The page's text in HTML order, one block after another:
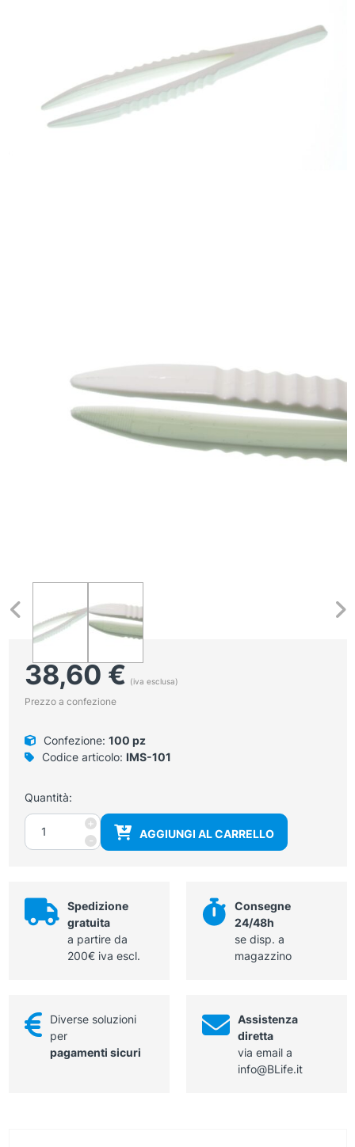
38,60€ (iva esclusa)
Prezzo a confezione
Confezione: 100 pz
Codice articolo: IMS-101
Quantità:
-
Pinzetta
anatomica
lunghezza
sterile.
quantità
+
AGGIUNGI AL CARRELLO
Spedizione
gratuita
a partire da
200€ iva escl.
Consegne
24/48h
se disp. a
magazzino
Diverse soluzioni
per
pagamenti sicuri
Assistenza
diretta
via email a
info@BLife.it